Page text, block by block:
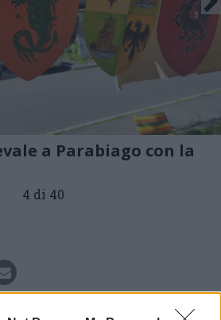
a Parabiago con la
4 di 40